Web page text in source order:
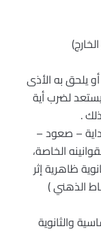
يلحق به الأذى
لضرب أية
.
– صعود –
الخاصة،
ظاهرية إثر
الذهني )
والثانوية